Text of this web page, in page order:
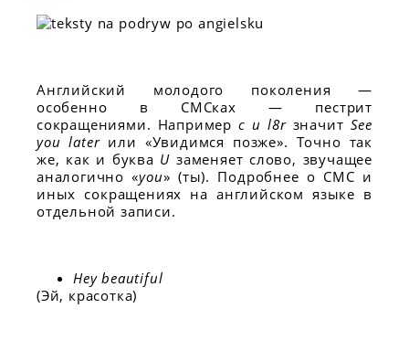
Английский молодого поколения —
особенно в СМСках — пестрит
сокращениями. Напримерc u l8rзначит See
you laterили «Увидимся позже». Точно так
же, как и буква U заменяет слово, звучащее
аналогично «you» (ты). Подробнее о СМС и
иных сокращениях на английском языке в
отдельной записи.
Hey beautiful
(Эй, красотка)